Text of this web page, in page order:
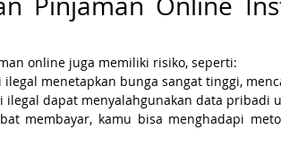
online juga memiliki risiko, seperti:
ilegal menetapkan bunga sangat tinggi,
ilegal dapat menyalahgunakan data pribadi
membayar, kamu bisa menghadapi